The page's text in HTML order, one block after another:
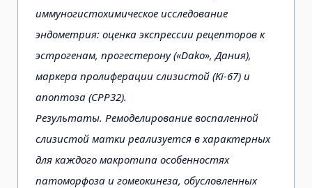
иммуногистохимическое исследование
эндометрия: оценка экспрессии рецепторов к
эстрогенам, прогестерону («Dako», Дания),
маркера пролиферации слизистой (Ki-67) и
апоптоза (СРР32).
Результаты. Ремоделирование воспаленной
слизистой матки реализуется в характерных
для каждого макротипа особенностях
патоморфоза и гомеокинеза, обусловленных